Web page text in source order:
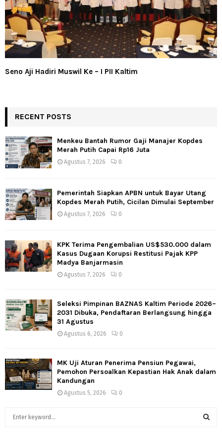
Seno Aji Hadiri Muswil Ke – I PII Kaltim
RECENT POSTS
Menkeu Bantah Rumor Gaji Manajer Kopdes
Merah Putih Capai Rp16 Juta
Agustus 7, 2026 0
Pemerintah Siapkan APBN untuk Bayar Utang
Kopdes Merah Putih, Cicilan Dimulai September
Agustus 7, 2026 0
KPK Terima Pengembalian US$530.000 dalam
Kasus Dugaan Korupsi Restitusi Pajak KPP
Madya Banjarmasin
Agustus 7, 2026 0
Seleksi Pimpinan BAZNAS Kaltim Periode 2026–
2031 Dibuka, Pendaftaran Berlangsung hingga
31 Agustus
Agustus 6, 2026 0
MK Uji Aturan Penerima Pensiun Pegawai,
Pemohon Persoalkan Kepastian Hak Anak dalam
Kandungan
Agustus 5, 2026 0